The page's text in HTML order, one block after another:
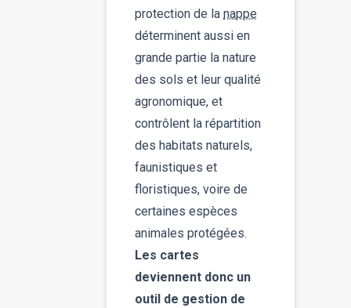
protection de lanappe
déterminent aussi en
grande partie la nature
des sols et leur qualité
agronomique, et
contrôlent la répartition
des habitats naturels,
faunistiques et
floristiques, voire de
certaines espèces
animales protégées.
Les cartes
deviennent donc un
outil de gestion de